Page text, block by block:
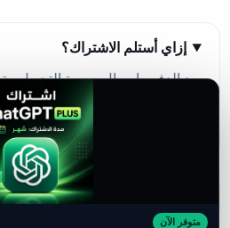
إزاي أستلم الاشتراك؟
بعد الدفع وإرسال صورة التحويل،
واتساب لإتمام التفعيل أو تسليم
هل المنتجات ثابتة في الهوم؟
متوفر الآن